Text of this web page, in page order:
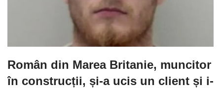
Român din Marea Britanie, muncitor
în construcții, și-a ucis un client și i-